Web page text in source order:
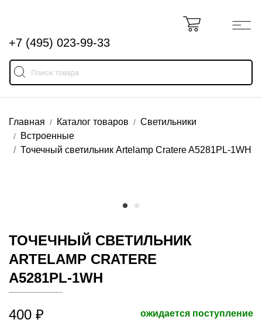
+7 (495) 023-99-33
Главная Каталог товаров
Светильники
Встроенные
Точечный светильник Artelamp Cratere A5281PL-1WH
ТОЧЕЧНЫЙ СВЕТИЛЬНИК
ARTELAMP CRATERE
A5281PL-1WH
400 ₽ ожидается поступление